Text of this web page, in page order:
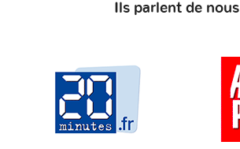
Ils parlent de nous